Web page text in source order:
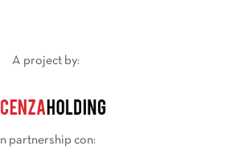
A project by:
In partnership con: